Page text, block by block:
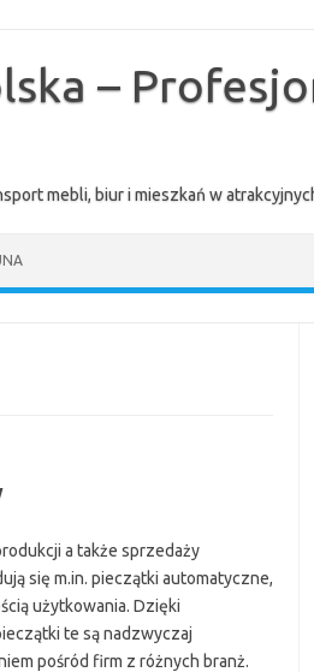
–
mebli, biur i mieszkań w
a także sprzedaży
się m.in. pieczątki automatyczne,
użytkowania. Dzięki
te są nadzwyczaj
pośród firm z różnych branż.